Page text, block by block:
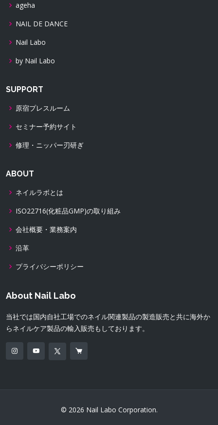
ageha
NAIL DE DANCE
Nail Labo
by Nail Labo
SUPPORT
原宿プレスルーム
セミナー予約サイト
修理・ニッパー刃研ぎ
ABOUT
ネイルラボとは
ISO22716(化粧品GMP)の取り組み
会社概要・業務案内
沿革
プライバシーポリシー
About Nail Labo
当社では国内自社工場でのネイル関連製品の製造販売と共に海外か
らネイルケア製品の輸入販売もしております。
© 2026 Nail Labo Corporation.